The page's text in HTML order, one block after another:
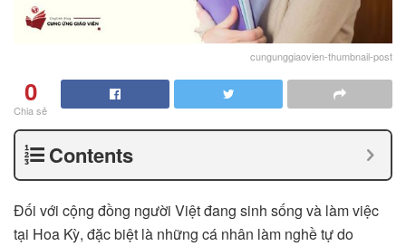
cungunggiaovien-thumbnail-post
0
Chia sẻ
Contents
Đối với cộng đồng người Việt đang sinh sống và làm việc
tại Hoa Kỳ, đặc biệt là những cá nhân làm nghề tự do